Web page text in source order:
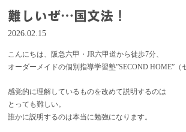
難しいぜ…国文法！
2026.02.15
こんにちは、阪急六甲・JR六甲道から徒歩7分、
オーダーメイドの個別指導学習塾”SECOND HOME”（
感覚的に理解しているものを改めて説明するのは
とっても難しい。
誰かに説明するのは本当に勉強になります。